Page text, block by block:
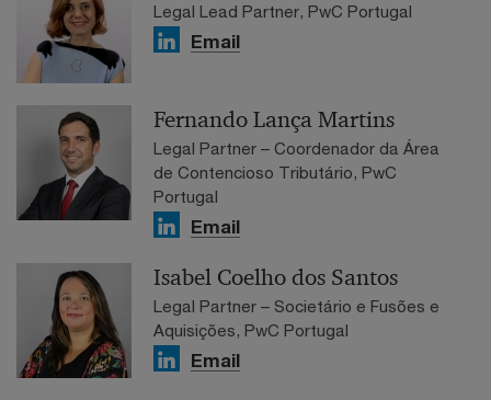
Legal Lead Partner, PwC Portugal
Email
Fernando Lança Martins
Legal Partner – Coordenador da Área
de Contencioso Tributário, PwC
Portugal
Email
Isabel Coelho dos Santos
Legal Partner – Societário e Fusões e
Aquisições, PwC Portugal
Email